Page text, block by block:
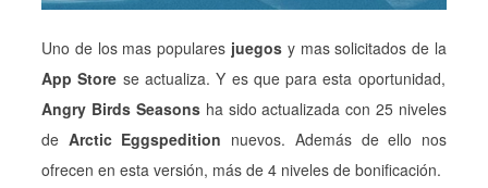
Uno de los mas populares juegos y mas solicitados de la
App Store se actualiza. Y es que para esta oportunidad,
Angry Birds Seasonsha sido actualizada con 25 niveles
de Arctic Eggspedition nuevos. Además de ello nos
ofrecen en esta versión, más de 4 niveles de bonificación.